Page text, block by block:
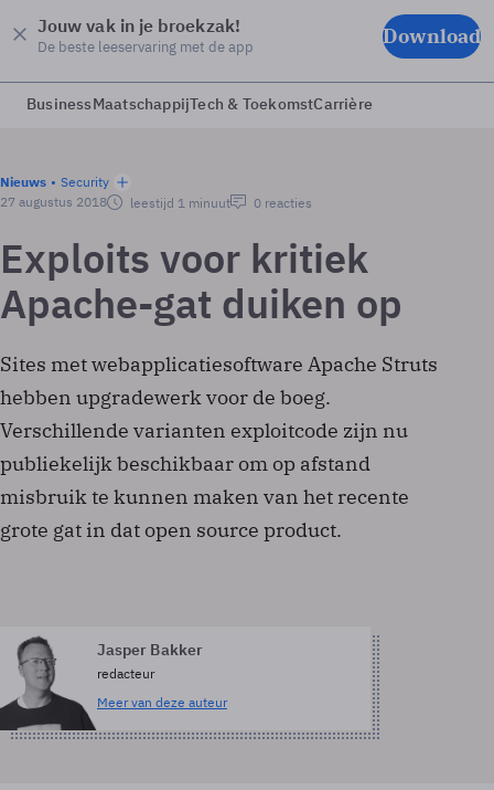
Jouw vak in je broekzak!
De beste leeservaring met de app Download
BusinessMaatschappijTech & ToekomstCarrière
Nieuws
Security
27 augustus 2018
leestijd 1 minuut 0 reacties
Exploits voor kritiek
Apache-gat duiken op
Sites met webapplicatiesoftware Apache Struts
hebben upgradewerk voor de boeg.
Verschillende varianten exploitcode zijn nu
publiekelijk beschikbaar om op afstand
misbruik te kunnen maken van het recente
grote gat in dat open source product.
Jasper Bakker
redacteur
Meer van deze auteur